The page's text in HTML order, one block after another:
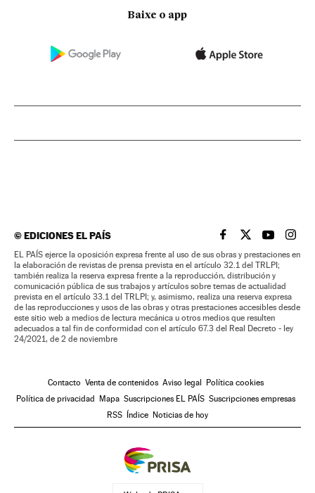
Baixe o app
©EDICIONES EL PAÍS EL PAÍS BRASIL EN
EL PAÍSEL PAÍS
EL
EL PAÍS ejerce la oposición expresa frente al uso de sus obras y prestaciones en
la elaboración de revistas de prensa prevista en el artículo 32.1 del TRLPI;
también realiza la reserva expresa frente a la reproducción, distribución y
comunicación pública de sus trabajos y artículos sobre temas de actualidad
prevista en el artículo 33.1 del TRLPI; y, asimismo, realiza una reserva expresa
de las reproducciones y usos de las obras y otras prestaciones accesibles desde
este sitio web a medios de lectura mecánica u otros medios que resulten
adecuados a tal fin de conformidad con el artículo 67.3 del Real Decreto - ley
24/2021, de 2 de noviembre
Contacto Venta de contenidos Aviso legal
Política cookies
Política de privacidad
Mapa Suscripciones EL PAÍS Suscripciones empresas
RSS
Índice Noticias de hoy